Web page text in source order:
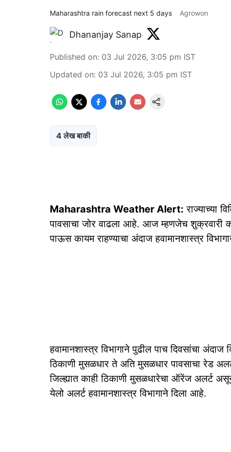
Maharashtra rain forecast next 5 days Agrowon
Dhananjay Sanap
Published on: 03 Jul 2026, 3:05 pm IST
Updated on: 03 Jul 2026, 3:05 pm IST
4 लेख बाकी
Maharashtra Weather Alert: राज्याच्या
पावसाचा जोर वाढला आहे. आज म्हणजेच शुक्रवारी
पाऊस कायम राहण्याचा अंदाज हवामानशास्त्र
हवामानशास्त्र विभागाने पुढील पाच दिवसांचा
ठिकाणी मुसळधार ते अति मुसळधार पावसाचा रेड
जिल्ह्यात काही ठिकाणी मुसळधारेचा ऑरेंज अलर्ट असून
येलो अलर्ट हवामानशास्त्र विभागाने दिला आहे.